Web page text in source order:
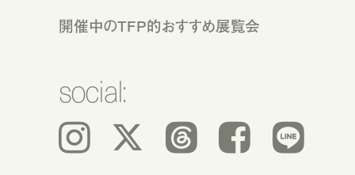
開催中のTFP的おすすめ展覧会
social:
Instagram 𝕏 Threads Facebook LINE